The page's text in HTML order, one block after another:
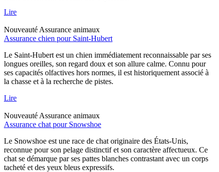
Lire
Nouveauté Assurance animaux
Assurance chien pour Saint-Hubert
Le Saint-Hubert est un chien immédiatement reconnaissable par ses
longues oreilles, son regard doux et son allure calme. Connu pour
ses capacités olfactives hors normes, il est historiquement associé à
la chasse et à la recherche de pistes.
Lire
Nouveauté Assurance animaux
Assurance chat pour Snowshoe
Le Snowshoe est une race de chat originaire des États-Unis,
reconnue pour son pelage distinctif et son caractère affectueux. Ce
chat se démarque par ses pattes blanches contrastant avec un corps
tacheté et des yeux bleus expressifs.